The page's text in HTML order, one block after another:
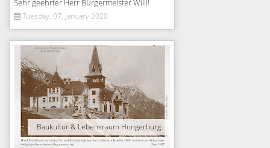
Sehr geehrter Herr Bürgermeister Willi!
Tuesday, 07. January 2020
Baukultur & Lebensraum Hungerburg